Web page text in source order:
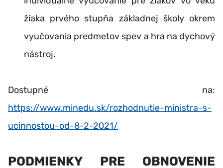
žiaka prvého stupňa základnej školy okrem
vyučovania predmetov spev a hra na dychový
nástroj.
Dostupné na:
https://www.minedu.sk/rozhodnutie-ministra-s-
ucinnostou-od-8-2-2021/
PODMIENKY PRE OBNOVENIE